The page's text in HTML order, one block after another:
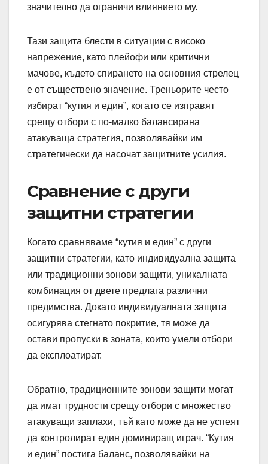
значително да ограничи влиянието му.
Тази защита блести в ситуации с високо
напрежение, като плейофи или критични
мачове, където спирането на основния стрелец
е от съществено значение. Треньорите често
избират “кутия и един”, когато се изправят
срещу отбори с по-малко балансирана
атакуваща стратегия, позволявайки им
стратегически да насочат защитните усилия.
Сравнение с други
защитни стратегии
Когато сравняваме “кутия и един” с други
защитни стратегии, като индивидуална защита
или традиционни зонови защити, уникалната
комбинация от двете предлага различни
предимства. Докато индивидуалната защита
осигурява стегнато покритие, тя може да
остави пропуски в зоната, които умели отбори
да експлоатират.
Обратно, традиционните зонови защити могат
да имат трудности срещу отбори с множество
атакуващи заплахи, тъй като може да не успеят
да контролират един доминиращ играч. “Кутия
и един” постига баланс, позволявайки на